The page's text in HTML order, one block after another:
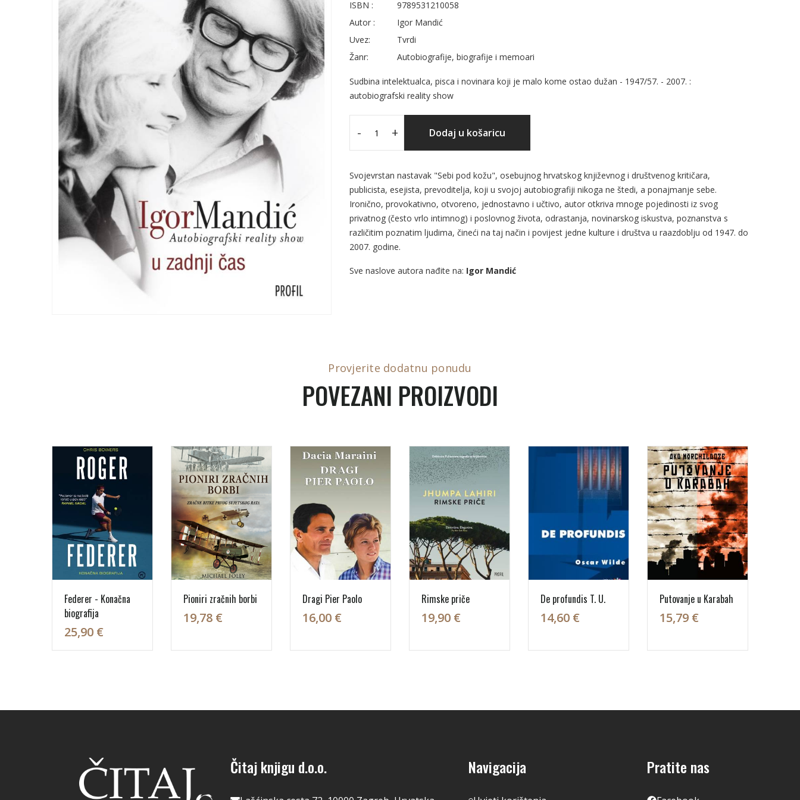
ISBN :
9789531210058
Autor :
Igor Mandić
Uvez:
Tvrdi
Žanr:
Autobiografije, biografije i memoari
Sudbina intelektualca, pisca i novinara koji je malo kome ostao dužan - 1947/57. - 2007. :
autobiografski reality show
- + Dodaj u košaricu
Svojevrstan nastavak "Sebi pod kožu", osebujnog hrvatskog književnog i društvenog kritičara,
publicista, esejista, prevoditelja, koji u svojoj autobiografiji nikoga ne štedi, a ponajmanje sebe.
Ironično, provokativno, otvoreno, jednostavno i učtivo, autor otkriva mnoge pojedinosti iz svog
privatnog (često vrlo intimnog) i poslovnog života, odrastanja, novinarskog iskustva, poznanstva s
različitim poznatim ljudima, čineći na taj način i povijest jedne kulture i društva u raazdoblju od 1947. do
2007. godine.
Sve naslove autora nađite na: Igor Mandić
Provjerite dodatnu ponudu
POVEZANI PROIZVODI
Federer - Konačna
biografija
25,90 €
Pioniri zračnih borbi
19,78 €
Dragi Pier Paolo
16,00 €
Rimske priče
19,90 €
De profundis T. U.
14,60 €
Putovanje u Karabah
15,79 €
Čitaj knjigu d.o.o. Navigacija Pratite nas